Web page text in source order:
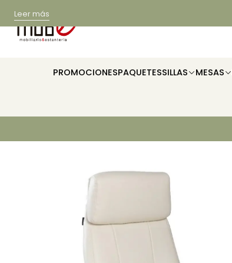
PROMOCIONESPAQUETESSILLAS MESAS
Leer más